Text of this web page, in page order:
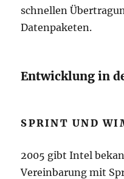
schnellen
Datenpaketen.
Entwicklung in
SPRINT UND
2005 gibt Intel
Vereinbarung mit